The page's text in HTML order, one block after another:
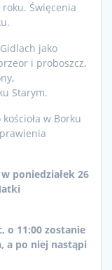
roku. Święcenia
jako
i proboszcz,
Starym.
w Borku
w poniedziałek 26
o 11:00 zostanie
a po niej nastąpi